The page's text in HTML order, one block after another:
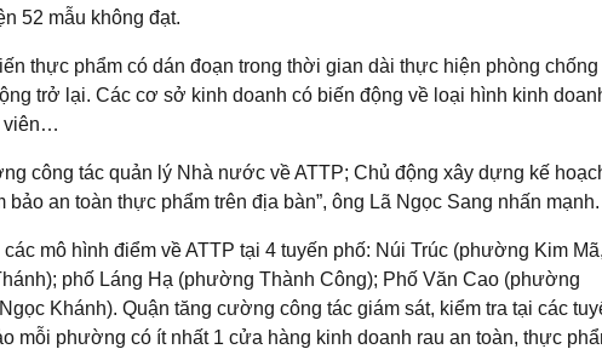
52 mẫu không đạt.
thực phẩm có dán đoạn trong thời gian dài thực hiện phòng chống
trở lại. Các cơ sở kinh doanh có biến động về loại hình kinh
viên…
công tác quản lý Nhà nước về ATTP; Chủ động xây dựng kế
an toàn thực phẩm trên địa bàn”, ông Lã Ngọc Sang nhấn mạnh.
mô hình điểm về ATTP tại 4 tuyến phố: Núi Trúc (phường Kim Mã,
phố Láng Hạ (phường Thành Công); Phố Văn Cao (phường
Khánh). Quận tăng cường công tác giám sát, kiểm tra tại các
mỗi phường có ít nhất 1 cửa hàng kinh doanh rau an toàn, thực